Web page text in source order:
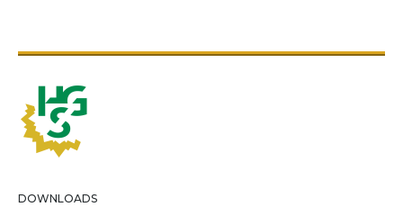
DOWNLOADS